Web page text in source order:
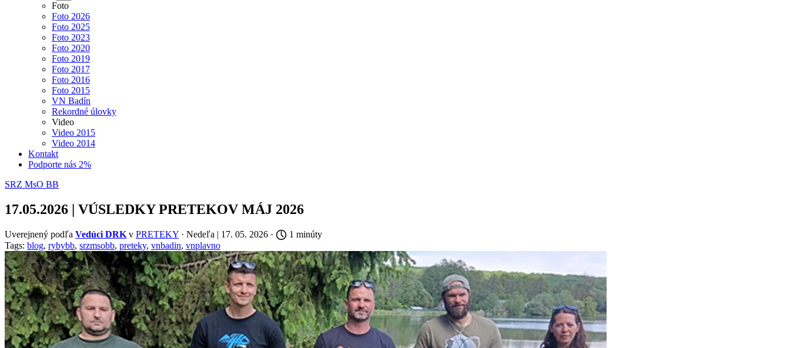
Foto
Foto 2026
Foto 2025
Foto 2023
Foto 2020
Foto 2019
Foto 2017
Foto 2016
Foto 2015
VN Badín
Rekordné úlovky
Video
Video 2015
Video 2014
Kontakt
Podporte nás 2%
SRZ MsO BB
17.05.2026 | VÚSLEDKY PRETEKOV MÁJ 2026
Uverejnený podľa Vedúci DRK v PRETEKY · Nedeľa | 17. 05. 2026 ·
1 minúty
Tags: blog, rybybb, srzmsobb, preteky, vnbadin, vnplavno